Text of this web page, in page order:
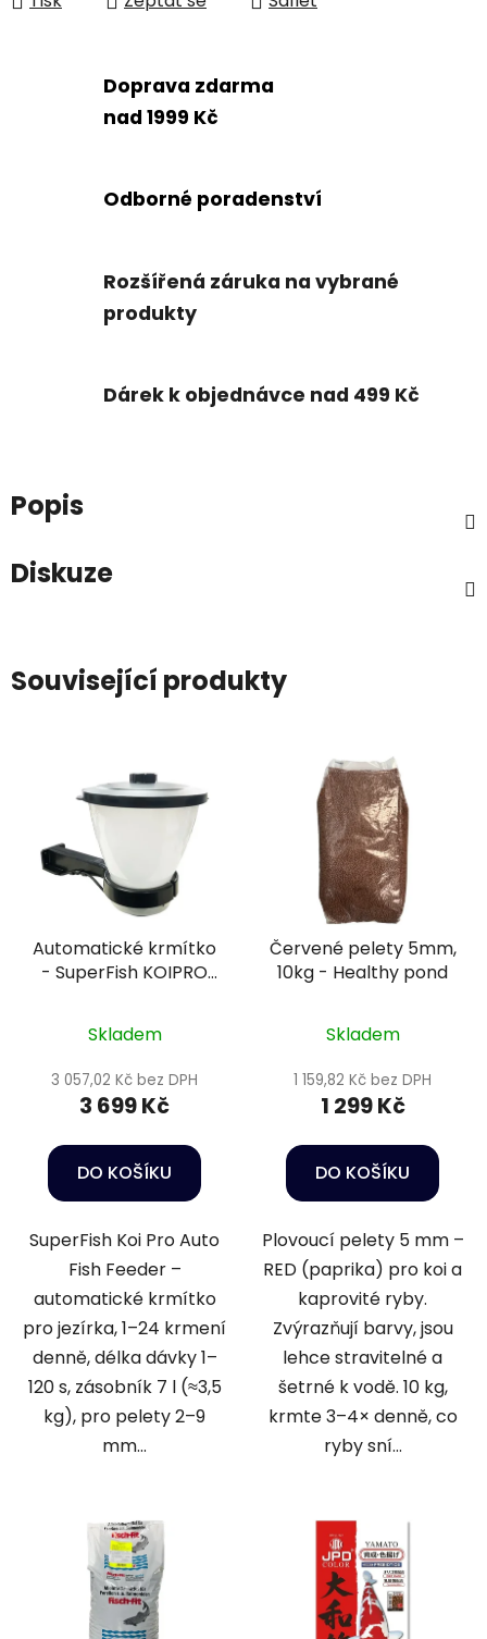
Doprava zdarma
nad 1999 Kč
Odborné poradenství
Rozšířená záruka na vybrané
produkty
Dárek k objednávce nad 499 Kč
Popis
Diskuze
Související produkty
Automatické krmítko
- SuperFish KOIPRO
Skladem
3 057,02 Kč bez DPH
3 699 Kč
DO KOŠÍKU
SuperFish Koi Pro Auto
Fish Feeder –
automatické krmítko
pro jezírka, 1–24 krmení
denně, délka dávky 1–
120 s, zásobník 7 l (≈3,5
kg), pro pelety 2–9
mm...
Červené pelety 5mm,
10kg - Healthy pond
Skladem
1 159,82 Kč bez DPH
1 299 Kč
DO KOŠÍKU
Plovoucí pelety 5 mm –
RED (paprika) pro koi a
kaprovité ryby.
Zvýrazňují barvy, jsou
lehce stravitelné a
šetrné k vodě. 10 kg,
krmte 3–4× denně, co
ryby sní...